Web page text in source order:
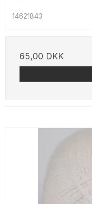
14621843
65,00 DKK